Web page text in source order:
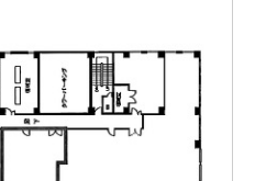
：172272
ただくと